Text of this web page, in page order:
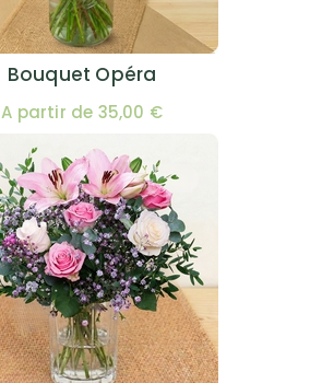
Bouquet Opéra
A partir de 35,00 €